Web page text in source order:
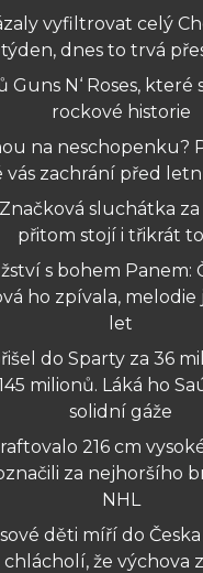
vyfiltrovat celý
týden, dnes to trvá
Guns N‘ Roses, které
rockové historie
na neschopenku?
vás zachrání před
sluchátka
přitom stojí i třikrát
s bohem Panem:
ho zpívala, melodie
let
do Sparty za 36
milionů. Láká ho
solidní gáže
216 cm
za nejhoršího
NHL
děti míří do
chlácholí, že výchova